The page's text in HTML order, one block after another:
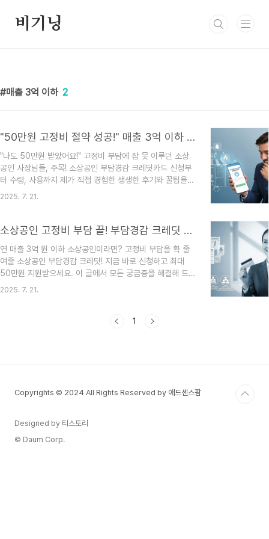
비기닝
매출 3억 이하 2
"50만원 고정비 절약 성공!" 매출 3억 이하 소상공인 크레딧 신청 꿀팁 대방출
"나도 50만원 받았어요!" 고정비 부담에 잠 못 이루던 소상
공인 사장님들, 주목! 소상공인 부담경감 크레딧카드 신청부
터 수령, 사용까지 제가 직접 경험한 생생한 후기와 꿀팁을 A
to Z로 알려드립니다!안녕하세요, 여러분! 저는 작은 카페를
보험료 납부일은 왜 그렇게 빨리 돌아오는지... 가슴이 턱턱
은 그대로니 정말 막막했죠. 😥그런데 얼마 전, 정부에서 '소
상공인 부담경감 크레딧'이라는 반가운 소식을 듣고 바로 신
청해 봤어요! "내가 과연 받을 수 있을까?", "복잡하진 않을
까?" 걱정이 앞섰지만, 막상 해보니 생각보다 너무..
2025. 7. 21.
소상공인 고정비 부담 끝! 부담경감 크레딧 Q&A로 완벽 정리
연 매출 3억 원 이하 소상공인이라면? 고정비 부담을 확 줄
여줄 소상공인 부담경감 크레딧! 지금 바로 신청하고 최대
50만원 지원받으세요. 이 글에서 모든 궁금증을 해결해 드
립니다!안녕하세요, 사장님들! 요즘 경기가 정말 만만치 않
저도 작은 가게를 운영하면서 매달 나가는 고정비 때문에 스
려고 ..
2025. 7. 21.
1
Copyrights © 2024 All Rights Reserved by 애드센스팜
Designed by 티스토리
© Daum Corp.